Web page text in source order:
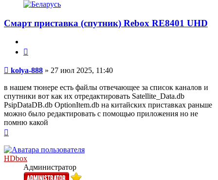
Смарт приставка (спутник) Rebox RE8401 UHD
Сообщение
kolya-888 » 27 июл 2025, 11:40
в нашем тюнере есть файлы отвечающее за список каналов и
спутники вот как их отредактировать Satellite_Data.db
PsipDataDB.db OptionItem.db на китайских приставках раньше
можно было редактировать с помощью приложения но не
помню какой
началу
HDbox
Администратор